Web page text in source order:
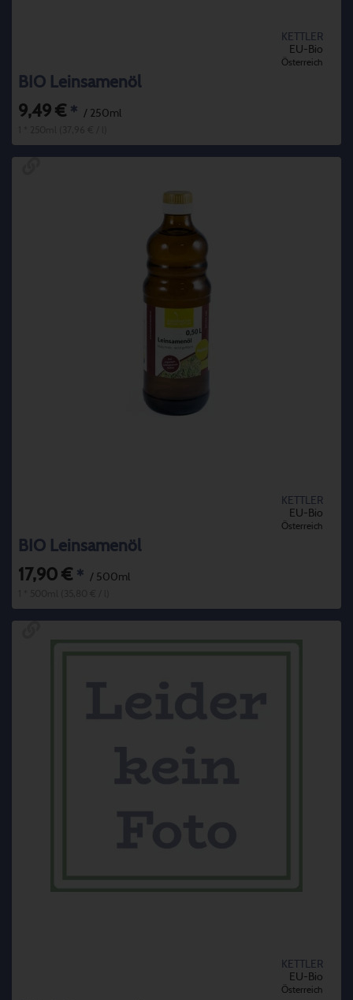
KETTLER
EU-Bio
Österreich
BIO Leinsamenöl
9,49 € * / 250ml
KETTLER
EU-Bio
Österreich
BIO Leinsamenöl
17,90 € * / 500ml
KETTLER
EU-Bio
Österreich